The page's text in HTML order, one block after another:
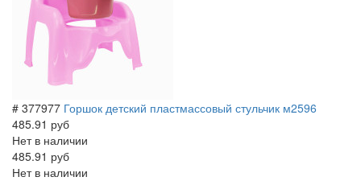
# 377977 Горшок детский пластмассовый стульчик м2596
485.91 руб
Нет в наличии
485.91 руб
Нет в наличии